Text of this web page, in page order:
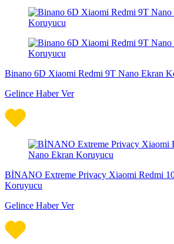
Binano 6D Xiaomi Redmi 9T Nano Ekran
Gelince Haber Ver
BİNANO Extreme Privacy Xiaomi Redmi
Koruyucu
Gelince Haber Ver